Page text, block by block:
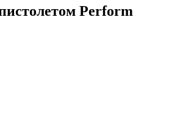
Perform